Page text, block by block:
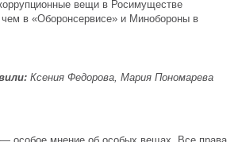
вещи в Росимуществе
в «Оборонсервисе» и Минобороны в
Ксения Федорова, Мария Пономарева